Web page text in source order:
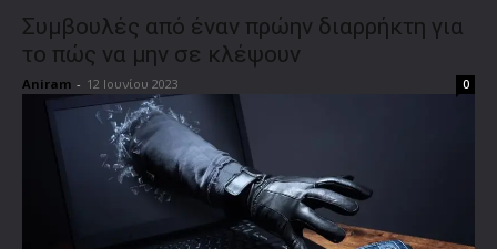
Συμβουλές από έναν πρώην διαρρήκτη για
το πώς να μην σε κλέψουν
Aniram - 12 Ιουνίου 2023 0